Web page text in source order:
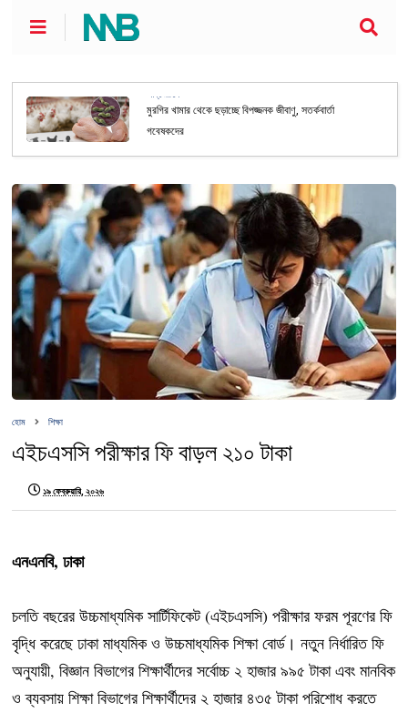
মুরগির খামার থেকে ছড়াচ্ছে বিপজ্জনক জীবাণু, সতর্কবার্তা
গবেষকদের
হোম শিক্ষা
‎এইচএসসি পরীক্ষার ফি বাড়ল ২১০ টাকা
১৯ ফেব্রুয়ারি, ২০২৬
এনএনবি, ঢাকা
চলতি বছরের উচ্চমাধ্যমিক সার্টিফিকেট (এইচএসসি) পরীক্ষার ফরম পূরণের ফি
বৃদ্ধি করেছে ঢাকা মাধ্যমিক ও উচ্চমাধ্যমিক শিক্ষা বোর্ড। নতুন নির্ধারিত ফি
অনুযায়ী, বিজ্ঞান বিভাগের শিক্ষার্থীদের সর্বোচ্চ ২ হাজার ৯৯৫ টাকা এবং মানবিক
ও ব্যবসায় শিক্ষা বিভাগের শিক্ষার্থীদের ২ হাজার ৪৩৫ টাকা পরিশোধ করতে